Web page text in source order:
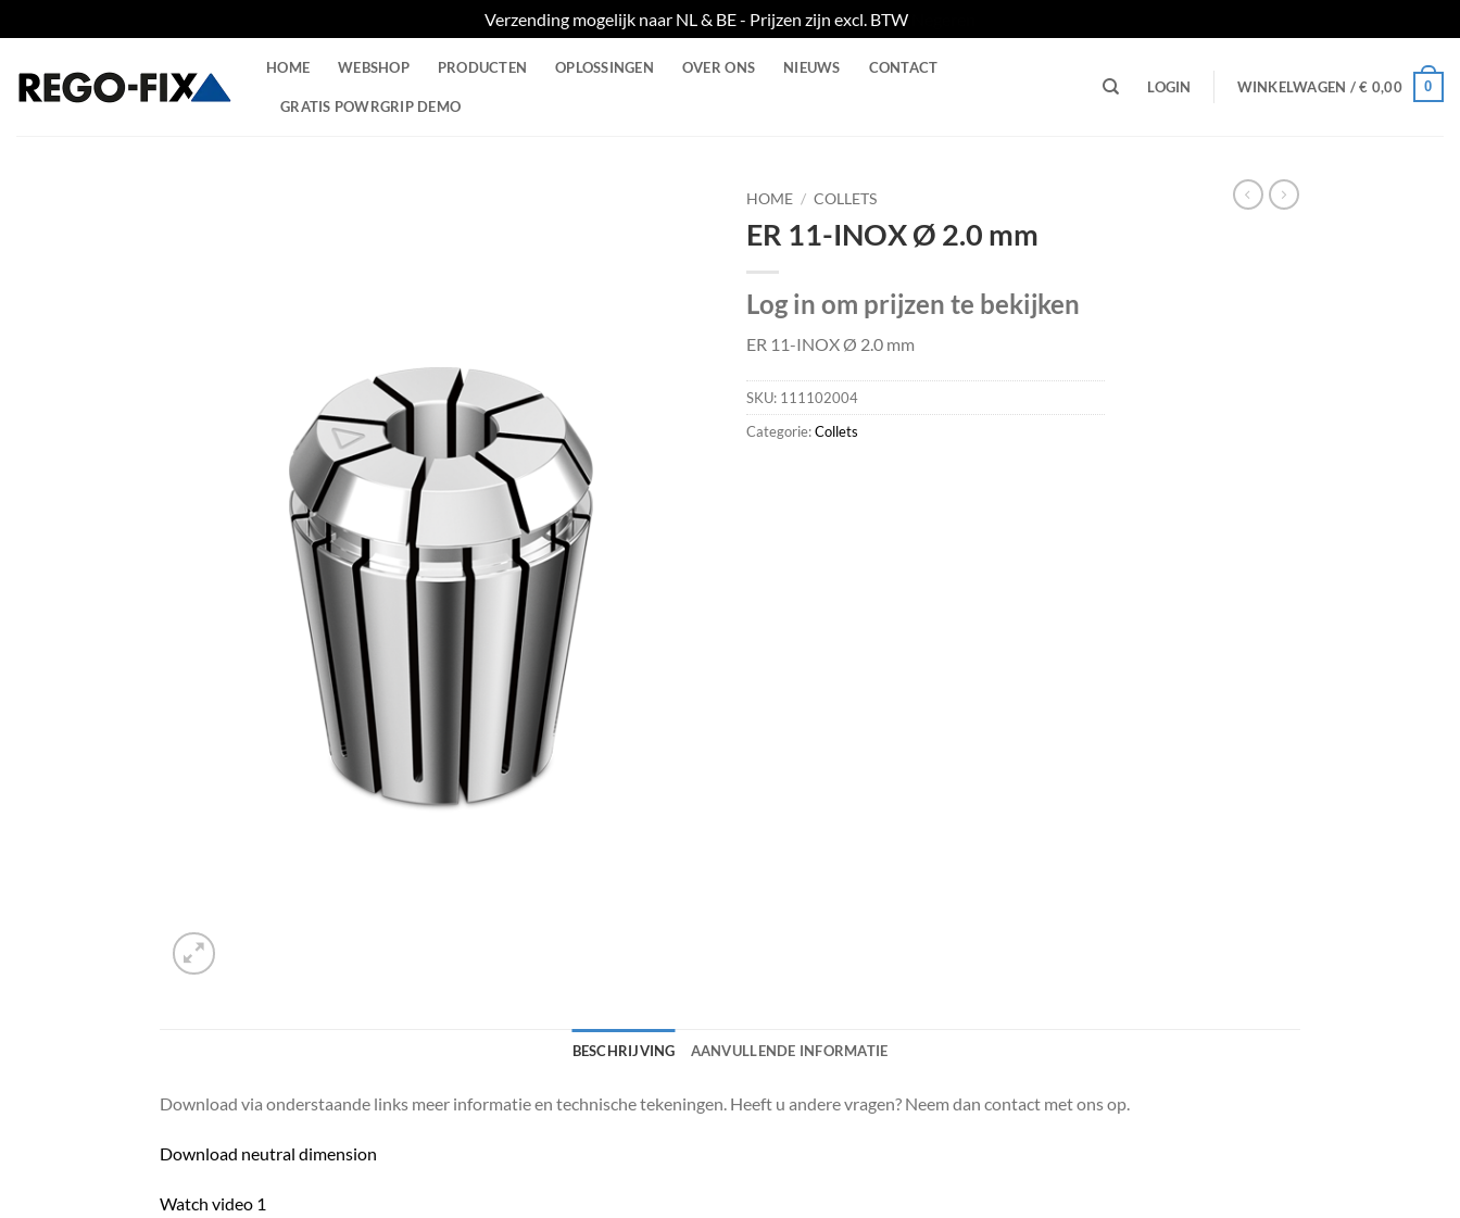
Verzending mogelijk naar NL & BE - Prijzen zijn excl. BTW
naar
inhoud
HOME WEBSHOP PRODUCTEN OPLOSSINGEN OVER ONS NIEUWS CONTACT
GRATIS POWRGRIP DEMO
LOGIN WINKELWAGEN /€ 0,00 0
HOME / COLLETS
ER 11-INOX Ø 2.0 mm
Log in om prijzen te bekijken
ER 11-INOX Ø 2.0 mm
SKU: 111102004
Categorie:Collets
BESCHRIJVING AANVULLENDE INFORMATIE
Download via onderstaande links meer informatie en technische tekeningen. Heeft u andere vragen? Neem dan contact met ons op.
Download neutral dimension
Watch video 1